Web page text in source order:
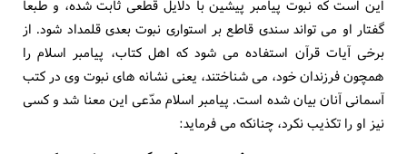
اين است كه نبوت پيامبر پيشين با دلايل قطعى ثابت شده، و طبعاً
گفتار او مى تواند سندى قاطع بر استوارى نبوت بعدى قلمداد شود. از
برخى آيات قرآن استفاده مى شود كه اهل كتاب، پيامبر اسلام را
همچون فرزندان خود، مى شناختند، يعنى نشانه هاى نبوت وى در كتب
آسمانى آنان بيان شده است. پيامبر اسلام مدّعى اين معنا شد و كسى
نيز او را تكذيب نكرد، چنانكه مى فرمايد: